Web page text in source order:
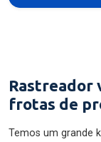
Rastreador
frotas de
Temos um grande